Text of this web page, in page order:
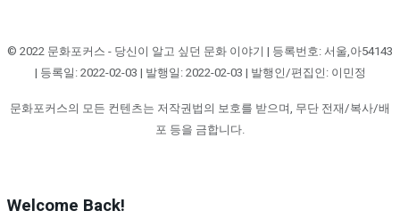
© 2022 문화포커스 - 당신이 알고 싶던 문화 이야기 | 등록번호: 서울,아54143
| 등록일: 2022-02-03 | 발행일: 2022-02-03 | 발행인/편집인: 이민정
문화포커스의 모든 컨텐츠는 저작권법의 보호를 받으며, 무단 전재/복사/배
포 등을 금합니다.
Welcome Back!